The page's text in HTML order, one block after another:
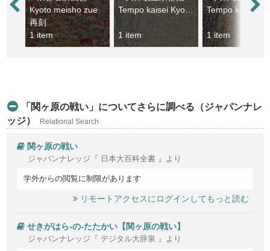
Kyoto meisho zue
再刻
1 item
Tempo kaisei Kyoto shishozu
1 item 1 item
「関ヶ原の戦い」についてさらに調べる（ジャパンナレ
ッジ）
Relational Search
関ヶ原の戦い
ジャパンナレッジ『 日本大百科全書 』より
学外からの閲覧に制限があります
リモートアクセスにログインしてもっと読む
せきがはら‐の‐たたかい【関ヶ原の戦い】
ジャパンナレッジ『 デジタル大辞泉 』より